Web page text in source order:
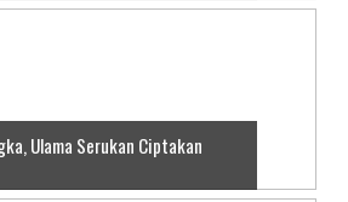
Ulama Serukan Ciptakan